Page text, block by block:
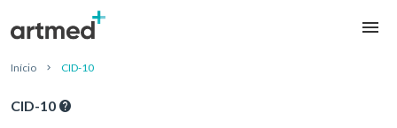
Início CID-10
CID-10